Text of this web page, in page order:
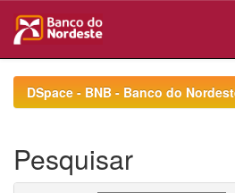
navigationDSpace - BNB - Banco do
Pesquisar